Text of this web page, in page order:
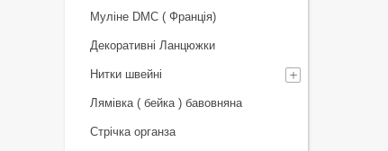
Муліне DMC ( Франція)
Декоративні Ланцюжки
Нитки швейні
Лямівка ( бейка ) бавовняна
Стрічка органза